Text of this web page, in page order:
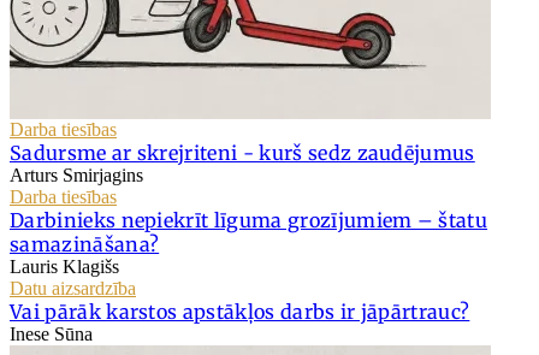
Darba tiesības
Sadursme ar skrejriteni - kurš sedz zaudējumus
Arturs Smirjagins
Darba tiesības
Darbinieks nepiekrīt līguma grozījumiem – štatu
samazināšana?
Lauris Klagišs
Datu aizsardzība
Vai pārāk karstos apstākļos darbs ir jāpārtrauc?
Inese Sūna